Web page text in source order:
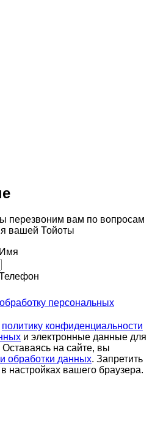
перезвоним вам по вопросам
вашей Тойоты
Имя
обработку персональных
политику конфиденциальности
и электронные данные для
на сайте, вы
обработки данных. Запретить
настройках вашего браузера.